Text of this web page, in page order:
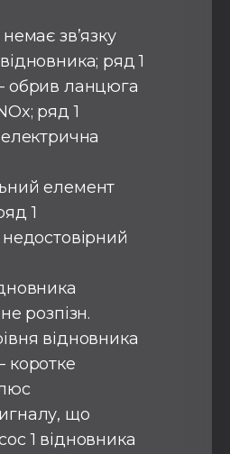
зв’язку
ряд 1
обрив ланцюга
ряд 1
елемент
1
недостовірний
розпізн.
відновника
коротке
що
1 відновника